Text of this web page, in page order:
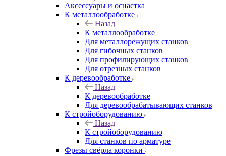
Аксeccyapы и оснастка
К металлообработке
Назад
К металлообработке
Для металлорежущих станков
Для гибочных станков
Для профилирующих станков
Для отрезных станков
К деревообработке
Назад
К деревообработке
Для деревообрабатывающих станков
К стройоборудованию
Назад
К стройоборудованию
Для станков по арматуре
Фрезы свёрла коронки